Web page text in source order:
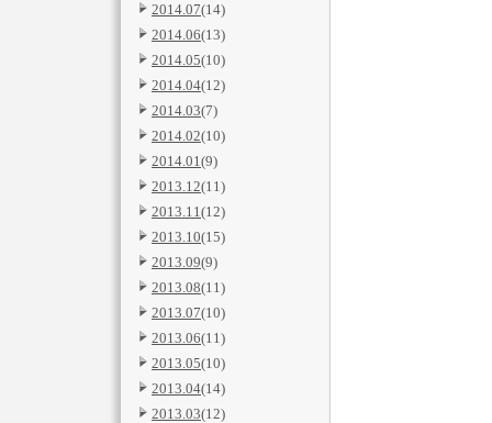
2014.07(14)
2014.06(13)
2014.05(10)
2014.04(12)
2014.03(7)
2014.02(10)
2014.01(9)
2013.12(11)
2013.11(12)
2013.10(15)
2013.09(9)
2013.08(11)
2013.07(10)
2013.06(11)
2013.05(10)
2013.04(14)
2013.03(12)